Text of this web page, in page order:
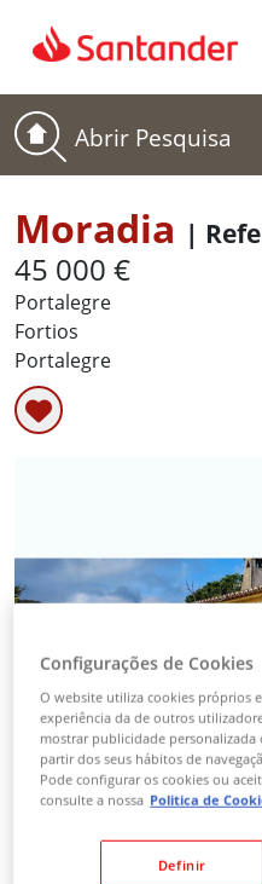
Ir
Abrir Pesquisa
Moradia |
45 000 €
quarenta e cinco mil euros
Portalegre
Fortios
Portalegre
Configurações de Cookies
O website utiliza cookies próprios
experiência da de outros
mostrar publicidade
partir dos seus hábitos de
Pode configurar os cookies ou
consulte a nossa Politica de
Definir